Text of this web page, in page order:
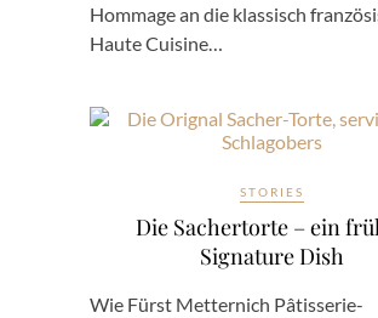
Hommage an die klassisch
Haute Cuisine…
STORIES
Die Sachertorte – ein
Signature Dish
Wie Fürst Metternich Pâtisserie-